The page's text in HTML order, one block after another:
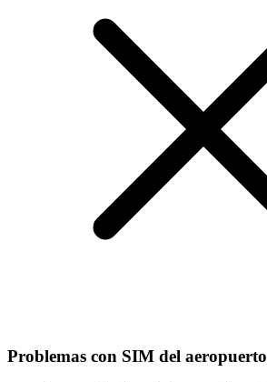
Problemas con SIM del aeropuerto